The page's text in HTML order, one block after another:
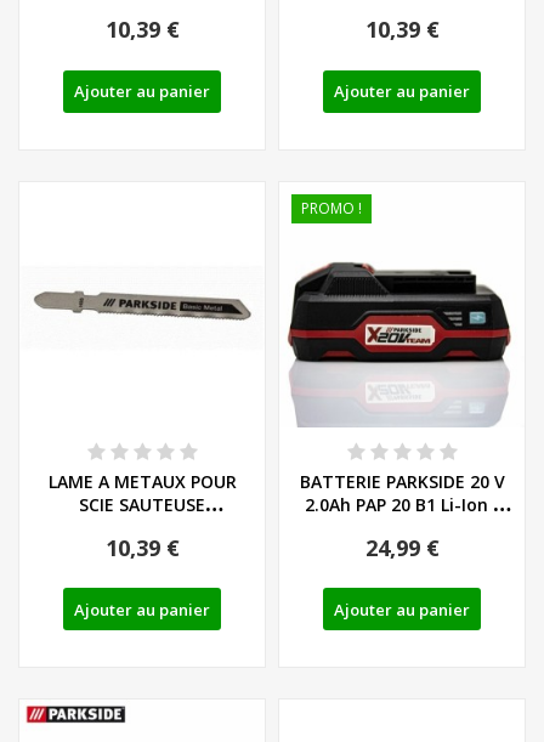
10,39 €
Ajouter au panier
10,39 €
Ajouter au panier
LAME A METAUX POUR
SCIE SAUTEUSE
10,39 €
Ajouter au panier
PROMO !
BATTERIE PARKSIDE 20 V
2.0Ah PAP 20 B1 Li-Ion -
24,99 €
Ajouter au panier